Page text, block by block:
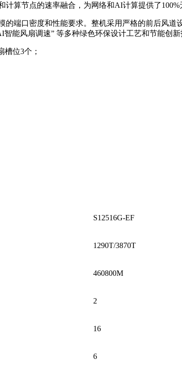
算节点的速率融合，为网络和AI计算提供了100%
的端口密度和性能要求。整机采用严格的前后风
能风扇调速” 等多种绿色环保设计工艺和节能创
槽位3个；
S12516G-EF
1290T/3870T
460800M
2
16
6